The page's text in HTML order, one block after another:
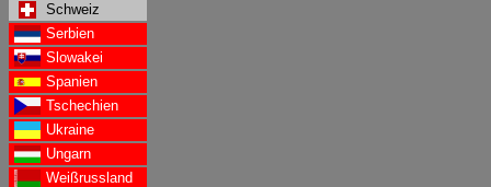
Schweiz
Serbien
Slowakei
Spanien
Tschechien
Ukraine
Ungarn
Weißrussland